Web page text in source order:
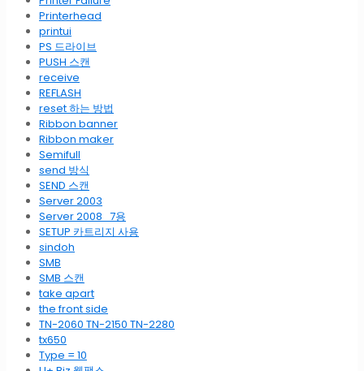
Printerhead
printui
PS 드라이브
PUSH 스캔
receive
REFLASH
reset 하는 방법
Ribbon banner
Ribbon maker
Semifull
send 방식
SEND 스캔
Server 2003
Server 2008_7용
SETUP 카트리지 사용
sindoh
SMB
SMB 스캔
take apart
the front side
TN-2060 TN-2150 TN-2280
tx650
Type = 10